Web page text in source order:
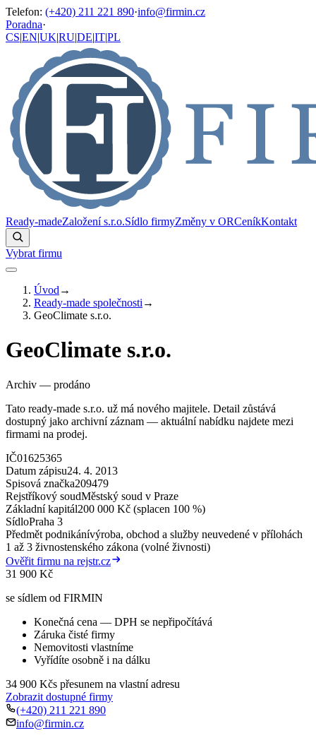
Telefon: (+420) 211 221 890·info@firmin.cz
Poradna·
CS|EN|UK|RU|DE|IT|PL
Ready-madeZaložení s.r.o.Sídlo firmyZměny v ORCeníkKontakt
Vybrat firmu
Úvod →
Ready-made společnosti →
GeoClimate s.r.o.
GeoClimate s.r.o.
Archiv — prodáno
Tato ready-made s.r.o. už má nového majitele. Detail zůstává
dostupný jako archivní záznam — aktuální nabídku najdete mezi
firmami na prodej.
IČ01625365
Datum zápisu24. 4. 2013
Spisová značka209479
Rejstříkový soudMěstský soud v Praze
Základní kapitál200 000 Kč (splacen 100 %)
SídloPraha 3
Předmět podnikánívýroba, obchod a služby neuvedené v přílohách
1 až 3 živnostenského zákona (volné živnosti)
Ověřit firmu na rejstr.cz
31 900 Kč
se sídlem od FIRMIN
Konečná cena — DPH se nepřipočítává
Záruka čisté firmy
Nemovitosti vlastníme
Vyřídíte osobně i na dálku
34 900 Kčs přesunem na vlastní adresu
Zobrazit dostupné firmy
(+420) 211 221 890
info@firmin.cz